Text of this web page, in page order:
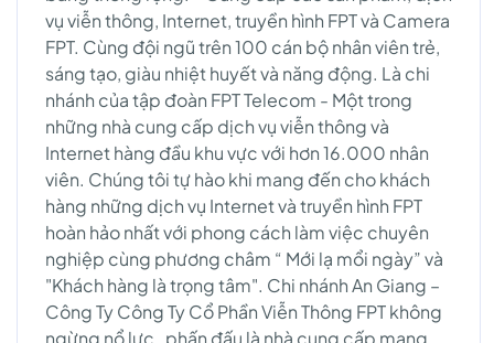
vụ viễn thông, Internet, truyền hình FPT và Camera
FPT. Cùng đội ngũ trên 100 cán bộ nhân viên trẻ,
sáng tạo, giàu nhiệt huyết và năng động. Là chi
nhánh của tập đoàn FPT Telecom - Một trong
những nhà cung cấp dịch vụ viễn thông và
Internet hàng đầu khu vực với hơn 16.000 nhân
viên. Chúng tôi tự hào khi mang đến cho khách
hàng những dịch vụ Internet và truyền hình FPT
hoàn hảo nhất với phong cách làm việc chuyên
nghiệp cùng phương châm “ Mới lạ mổi ngày” và
"Khách hàng là trọng tâm". Chi nhánh An Giang –
Công Ty Công Ty Cổ Phần Viễn Thông FPT không